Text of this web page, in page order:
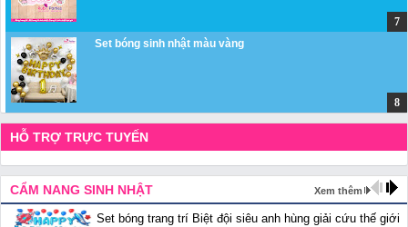
Set bóng sinh nhật màu vàng
HỖ TRỢ TRỰC TUYẾN
CẨM NANG SINH NHẬT Xem thêm
Set bóng trang trí Biệt đội siêu anh hùng giải cứu thế giới